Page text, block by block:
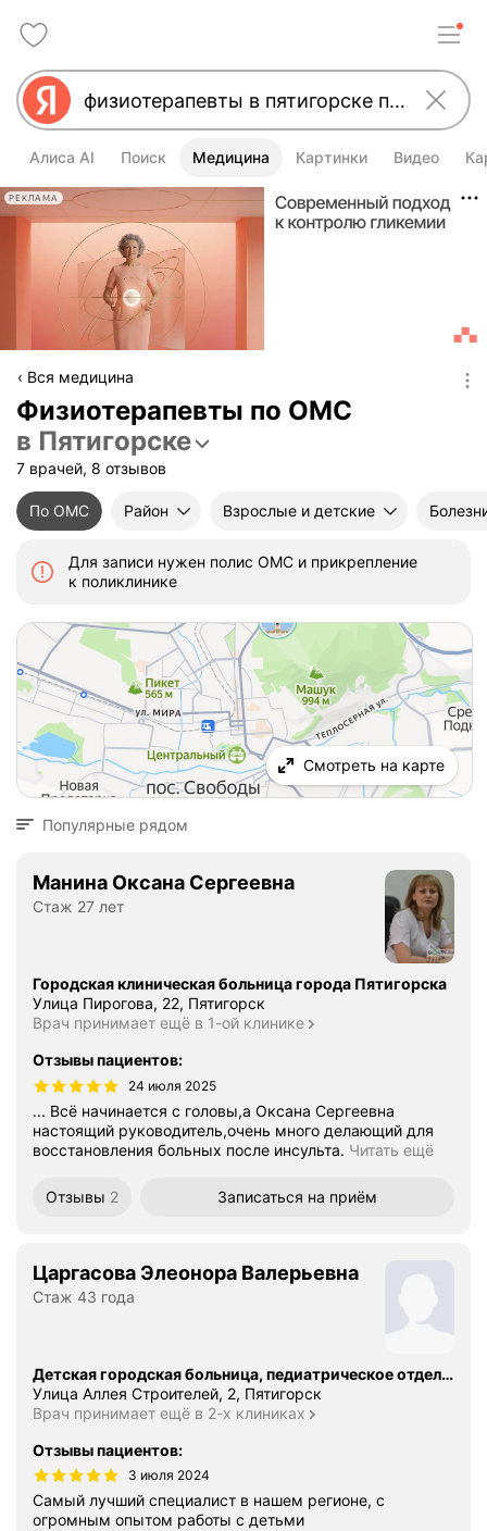
Алиса AI Поиск Медицина Картинки Видео
РЕКЛАМА
Вся медицина
Физиотерапевты по ОМС
в Пятигорске
7 врачей, 8 отзывов
По ОМС Район Взрослые и детские
Для записи нужен полис ОМС и прикрепление
к поликлинике
Смотреть на карте
Популярные рядом
Манина Оксана Сергеевна
Стаж 27 лет
Городская клиническая больница города Пятигорска
Улица Пирогова, 22, Пятигорск
Врач принимает ещё в 1-ой клинике
Отзывы пациентов:
24 июля 2025
... Всё начинается с головы,а Оксана Сергеевна
настоящий руководитель,очень много делающий для
восстановления больных после инсульта. Читать ещё
Отзывы 2 Записаться на приём
Царгасова Элеонора Валерьевна
Стаж 43 года
Детская городская больница, педиатрическое отделение № 2
Улица Аллея Строителей, 2, Пятигорск
Врач принимает ещё в 2-х клиниках
Отзывы пациентов:
3 июля 2024
Самый лучший специалист в нашем регионе, с
огромным опытом работы с детьми